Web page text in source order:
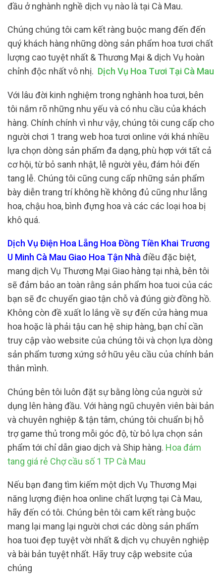
đầu ở nghành nghề dịch vụ nào là tại Cà Mau.
Chúng chúng tôi cam kết ràng buộc mang đến đến
quý khách hàng những dòng sản phẩm hoa tươi chất
lượng cao tuyệt nhất & Thương Mại & dịch Vụ hoàn
chỉnh độc nhất vô nhị. Dịch Vụ Hoa Tươi Tại Cà Mau
Với lâu đời kinh nghiệm trong nghành hoa tươi, bên
tôi nắm rõ những nhu yếu và có nhu cầu của khách
hàng. Chính chính vì như vậy, chúng tôi cung cấp cho
người chơi 1 trang web hoa tươi online với khá nhiều
lựa chọn dòng sản phẩm đa dạng, phù hợp với tất cả
cơ hội, từ bỏ sanh nhật, lễ người yêu, đám hỏi đến
tang lễ. Chúng tôi cũng cung cấp những sản phẩm
bày diễn trang trí không hề không đủ cũng như lẵng
hoa, chậu hoa, bình đựng hoa và các các loại hoa bị
khô quá.
Dịch Vụ Điện Hoa Lẵng Hoa Đồng Tiền Khai Trương
U Minh Cà Mau Giao Hoa Tận Nhà điều đặc biệt,
mang dịch Vụ Thương Mại Giao hàng tại nhà, bên tôi
sẽ đảm bảo an toàn rằng sản phẩm hoa tuoi của các
bạn sẽ đc chuyển giao tận chỗ và đúng giờ đồng hồ.
Không còn đề xuất lo lắng về sự đến cửa hàng mua
hoa hoặc là phải tậu can hệ ship hàng, bạn chỉ cần
truy cập vào website của chúng tôi và chọn lựa dòng
sản phẩm tương xứng sở hữu yêu cầu của chính bản
thân mình.
Chúng bên tôi luôn đặt sự bằng lòng của người sử
dụng lên hàng đầu. Với hàng ngũ chuyên viên bài bản
và chuyên nghiệp & tận tâm, chúng tôi chuẩn bị hỗ
trợ game thủ trong mỗi góc độ, từ bỏ lựa chọn sản
phẩm tới chỉ dẫn giao dịch và Ship hàng. Hoa đám
tang giá rẻ Chợ cầu số 1 TP Cà Mau
Nếu bạn đang tìm kiếm một dịch Vụ Thương Mại
năng lượng điện hoa online chất lượng tại Cà Mau,
hãy đến có tôi. Chúng bên tôi cam kết ràng buộc
mang lại mang lại người chơi các dòng sản phẩm
hoa tuoi đẹp tuyệt vời nhất & dịch vụ chuyên nghiệp
và bài bản tuyệt nhất. Hãy truy cập website của
chúng